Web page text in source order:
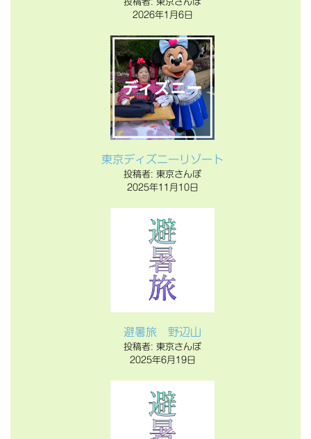
2026年1月6日
東京ディズニーリゾート
投稿者: 東京さんぽ
2025年11月10日
避暑旅 野辺山
投稿者: 東京さんぽ
2025年6月19日